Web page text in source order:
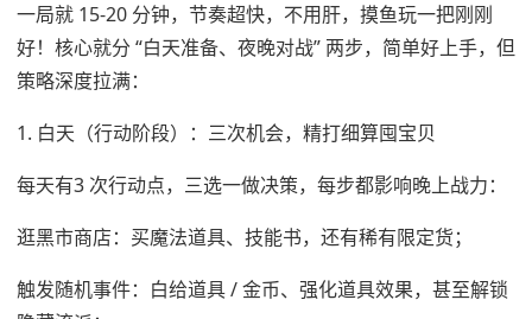
一局就 15-20 分钟，节奏超快，不用肝，摸鱼玩一把刚刚
好！核心就分 “白天准备、夜晚对战” 两步，简单好上手，但
策略深度拉满：
1. 白天（行动阶段）：三次机会，精打细算囤宝贝
每天有3 次行动点，三选一做决策，每步都影响晚上战力：
逛黑市商店：买魔法道具、技能书，还有稀有限定货；
触发随机事件：白给道具 / 金币、强化道具效果，甚至解锁